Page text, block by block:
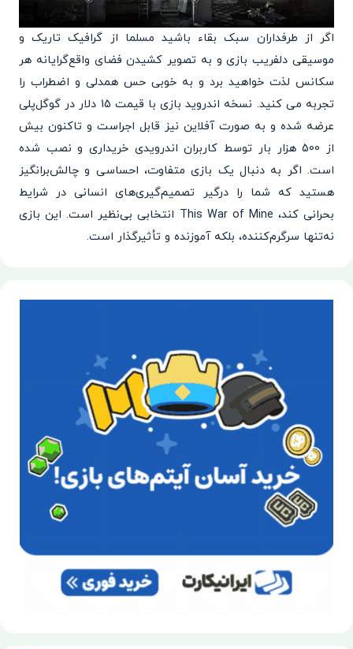
اگر از طرفداران سبک بقاء باشید مسلما از گرافیک تاریک و
موسیقی دلفریب بازی و به تصویر کشیدن فضای واقع‌گرایانه‌ هر
سکانس لذت خواهید برد و به خوبی حس همدلی و اضطراب را
تجربه می کنید. نسخه اندروید بازی با قیمت 15 دلار در گوگل‌پلی
عرضه شده و به صورت آفلاین نیز قابل اجراست و تاکنون بیش
از 500 هزار بار توسط کاربران اندرویدی خریداری و نصب شده
است. اگر به دنبال یک بازی متفاوت، احساسی و چالش‌برانگیز
هستید که شما را درگیر تصمیم‌گیری‌های انسانی در شرایط
بحرانی کند، This War of Mine انتخابی بی‌نظیر است. این بازی
نه‌تنها سرگرم‌کننده، بلکه آموزنده و تأثیرگذار است.